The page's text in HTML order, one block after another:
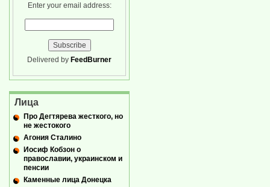
Enter your email address:
Delivered by FeedBurner
Лица
Про Дегтярева жесткого, но
не жестокого
Агония Сталино
Иосиф Кобзон о
православии, украинском и
пенсии
Каменные лица Донецка